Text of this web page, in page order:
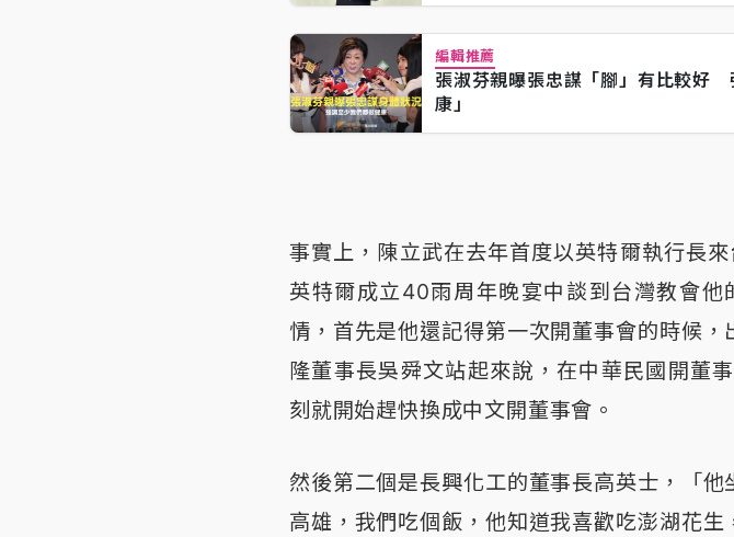
編輯推薦
張淑芬親曝張忠謀「腳」有比較好
康」
事實上，陳立武在去年首度以英特爾執行長
英特爾成立40雨周年晚宴中談到台灣教會他
情，首先是他還記得第一次開董事會的時候，
隆董事長吳舜文站起來說，在中華民國開董
刻就開始趕快換成中文開董事會。
然後第二個是長興化工的董事長高英士，「
高雄，我們吃個飯，他知道我喜歡吃澎湖花生